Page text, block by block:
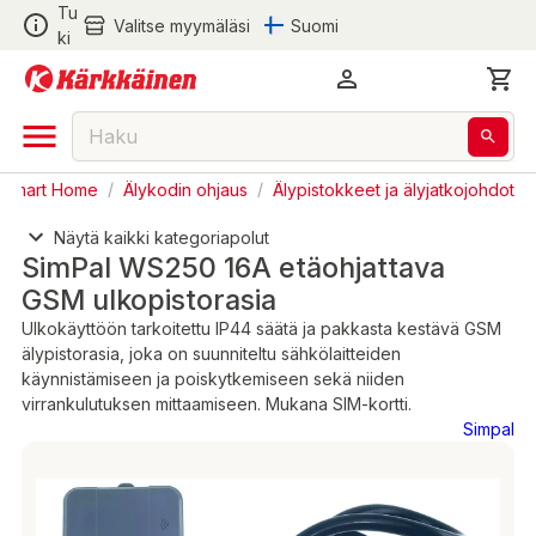
Tu
ki
Valitse myymäläsi Suomi
Home / Älykodin ohjaus / Älypistokkeet ja älyjatkojohdot
Näytä kaikki kategoriapolut
SimPal WS250 16A etäohjattava
GSM ulkopistorasia
Ulkokäyttöön tarkoitettu IP44 säätä ja pakkasta kestävä GSM
älypistorasia, joka on suunniteltu sähkölaitteiden
käynnistämiseen ja poiskytkemiseen sekä niiden
virrankulutuksen mittaamiseen. Mukana SIM-kortti.
Simpal